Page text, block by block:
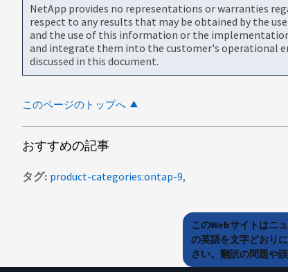
NetApp provides no representations or warranties
respect to any results that may be obtained by the
and the use of this information or the
and integrate them into the customer's operational
discussed in this document.
このページのトップへ
おすすめの記事
タグ product-categories:ontap-9
このWebサイトはニ
の英語を文字どおり
さい。翻訳の問題や